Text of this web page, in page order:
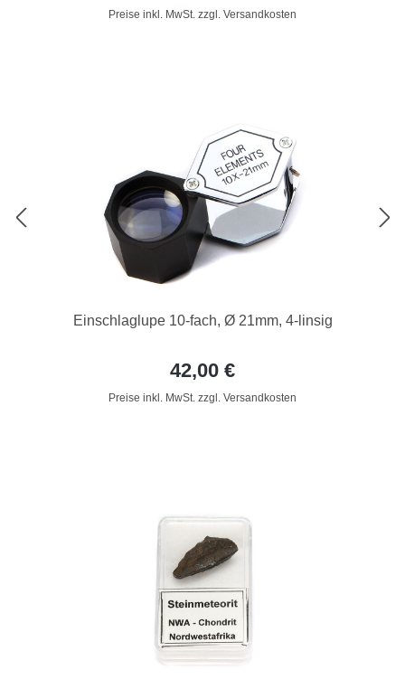
Preise inkl. MwSt. zzgl. Versandkosten
Einschlaglupe 10-fach, Ø 21mm, 4-linsig
42,00 €
Preise inkl. MwSt. zzgl. Versandkosten